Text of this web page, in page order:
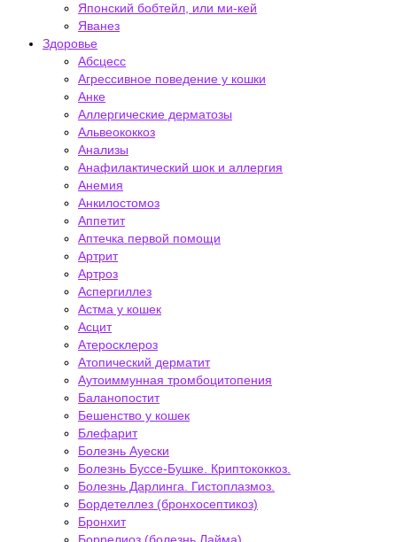
Японский бобтейл, или ми-кей
Яванез
Здоровье
Абсцесс
Агрессивное поведение у кошки
Анке
Аллергические дерматозы
Альвеококкоз
Анализы
Анафилактический шок и аллергия
Анемия
Анкилостомоз
Аппетит
Аптечка первой помощи
Артрит
Артроз
Аспергиллез
Астма у кошек
Асцит
Атеросклероз
Атопический дерматит
Аутоиммунная тромбоцитопения
Баланопостит
Бешенство у кошек
Блефарит
Болезнь Ауески
Болезнь Буссе-Бушке. Криптококкоз.
Болезнь Дарлинга. Гистоплазмоз.
Бордетеллез (бронхосептикоз)
Бронхит